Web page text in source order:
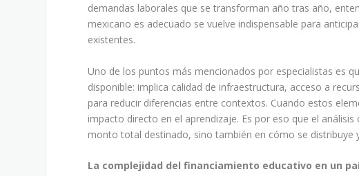
demandas laborales que se transforman año tras año,
mexicano es adecuado se vuelve indispensable para
existentes.
Uno de los puntos más mencionados por especialistas es
disponible: implica calidad de infraestructura, acceso a
para reducir diferencias entre contextos. Cuando estos
impacto directo en el aprendizaje. Es por eso que el
monto total destinado, sino también en cómo se distribuye
La complejidad del financiamiento educativo en un